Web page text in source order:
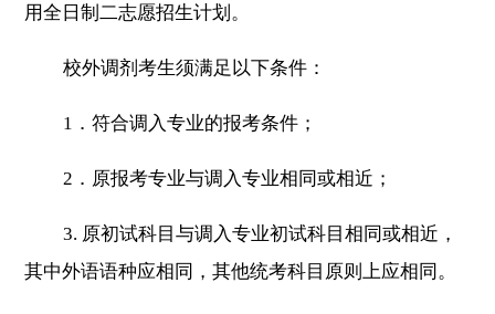
用全日制二志愿招生计划。
校外调剂考生须满足以下条件：
1 ．符合调入专业的报考条件；
2 ．原报考专业与调入专业相同或相近；
3. 原初试科目与调入专业初试科目相同或相近，
其中外语语种应相同，其他统考科目原则上应相同。